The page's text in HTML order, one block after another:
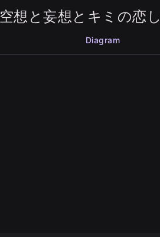
空想と妄想とキミの恋
Diagram